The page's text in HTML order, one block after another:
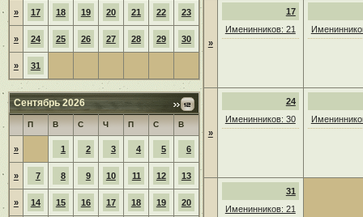
» 17 18 19 20 21 22 23
» 24 25 26 27 28 29 30
» 31
Сентябрь 2026
П В С Ч П С В
» 1 2 3 4 5 6
» 7 8 9 10 11 12 13
» 14 15 16 17 18 19 20
»
17
Именинников: 21
»
24
Именинников: 30
31
Именинников: 21